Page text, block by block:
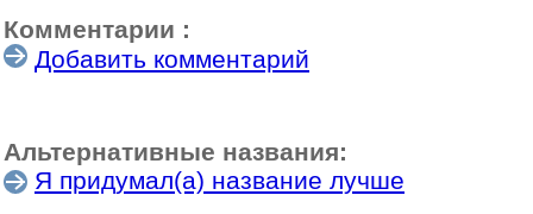
Комментарии :
Добавить комментарий
Альтернативные названия:
Я придумал(а) название лучше